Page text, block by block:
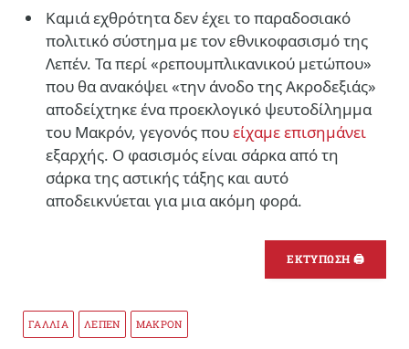
Καμιά εχθρότητα δεν έχει το παραδοσιακό
πολιτικό σύστημα με τον εθνικοφασισμό της
Λεπέν. Τα περί «ρεπουμπλικανικού μετώπου»
που θα ανακόψει «την άνοδο της Ακροδεξιάς»
αποδείχτηκε ένα προεκλογικό ψευτοδίλημμα
του Μακρόν, γεγονός πουείχαμε επισημάνει
εξαρχής. Ο φασισμός είναι σάρκα από τη
σάρκα της αστικής τάξης και αυτό
αποδεικνύεται για μια ακόμη φορά.
ΕΚΤΥΠΩΣΗ 🖨
ΓΑΛΛΙΑ ΛΕΠΕΝ ΜΑΚΡΟΝ